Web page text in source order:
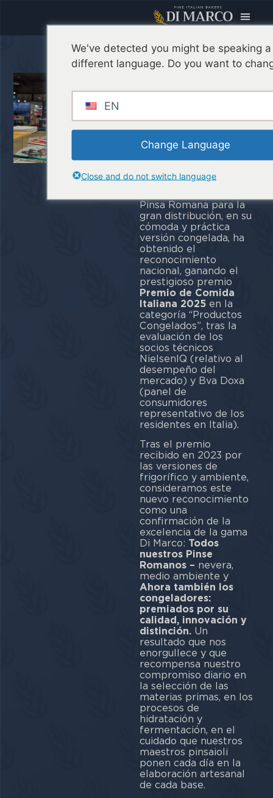
La Pinsa
triunfa en los
Italian Food
Awards 2025
Estamos orgullosos de
Pinsa Romana para la
gran distribución, en su
cómoda y práctica
versión congelada, ha
obtenido el
reconocimiento
nacional, ganando el
prestigioso premio
Premio de Comida
Italiana 2025en la
categoría “Productos
Congelados”, tras la
evaluación de los
socios técnicos
NielsenIQ (relativo al
desempeño del
mercado) y Bva Doxa
(panel de
consumidores
representativo de los
residentes en Italia).
Tras el premio
recibido en 2023 por
las versiones de
frigorífico y ambiente,
consideramos este
nuevo reconocimiento
como una
confirmación de la
excelencia de la gama
Di Marco: Todos
nuestros Pinse
Romanos – nevera,
medio ambiente y
Ahora también los
congeladores:
premiados por su
calidad, innovación y
distinción. Un
resultado que nos
enorgullece y que
recompensa nuestro
compromiso diario en
la selección de las
materias primas, en los
procesos de
hidratación y
fermentación, en el
cuidado que nuestros
maestros pinsaioli
ponen cada día en la
elaboración artesanal
de cada base.
We've detected you might be speaking a
different language. Do you want to
EN
Change Language
Close and do not switch language